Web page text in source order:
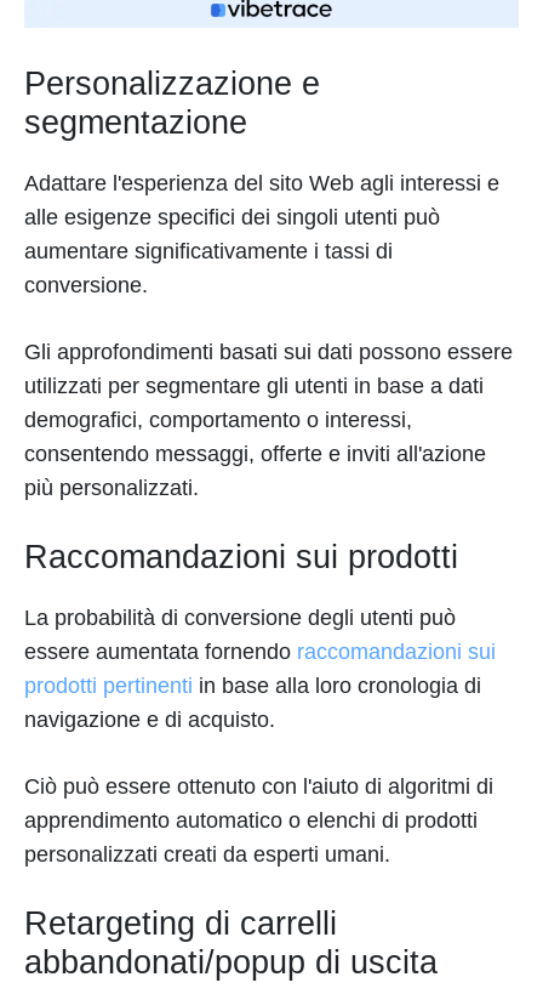
Personalizzazione e
segmentazione
Adattare l'esperienza del sito Web agli interessi e
alle esigenze specifici dei singoli utenti può
aumentare significativamente i tassi di
conversione.
Gli approfondimenti basati sui dati possono essere
utilizzati per segmentare gli utenti in base a dati
demografici, comportamento o interessi,
consentendo messaggi, offerte e inviti all'azione
più personalizzati.
Raccomandazioni sui prodotti
La probabilità di conversione degli utenti può
essere aumentata fornendo raccomandazioni sui
prodotti pertinenti in base alla loro cronologia di
navigazione e di acquisto.
Ciò può essere ottenuto con l'aiuto di algoritmi di
apprendimento automatico o elenchi di prodotti
personalizzati creati da esperti umani.
Retargeting di carrelli
abbandonati/popup di uscita